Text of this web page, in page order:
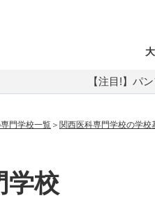
【注目!】パ
門学校一覧 関西医科専門学校の学校
学校